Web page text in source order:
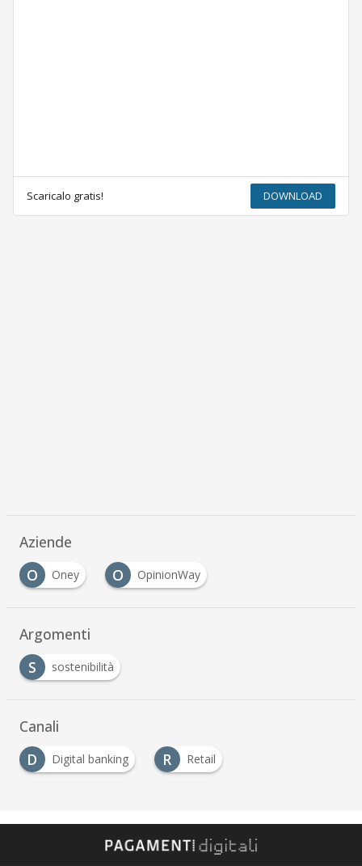
Scaricalo gratis! DOWNLOAD
Aziende
O
Oney O OpinionWay
Argomenti
S
sostenibilità
Canali
D
Digital banking R Retail